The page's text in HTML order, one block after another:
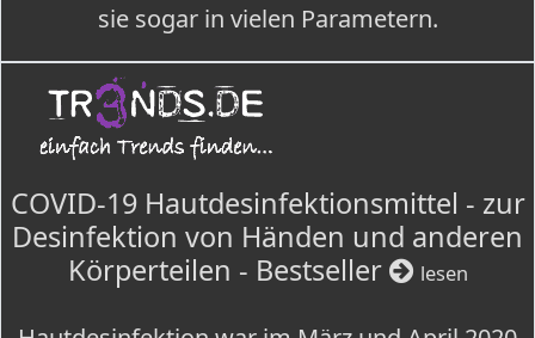
sie sogar in vielen Parametern.
COVID-19 Hautdesinfektionsmittel - zur
Desinfektion von Händen und anderen
Körperteilen - Bestseller
lesen